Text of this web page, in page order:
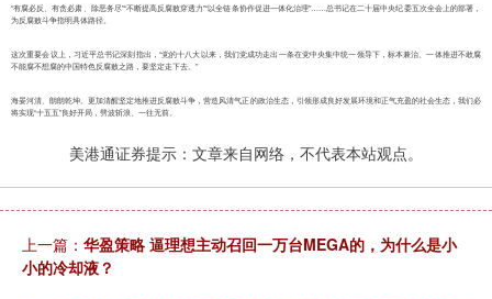
“有腐必反、有贪必肃、除恶务尽”“不断提高反腐败穿透力”“以全链条协作促进一体化治理”……总书记在二十届中央纪委五次全会上的部署，
为反腐败斗争指明具体路径。
这次重要会议上，习近平总书记深刻指出，“党的十八大以来，我们党成功走出一条在党中央集中统一领导下，标本兼治、一体推进不敢腐
不能腐不想腐的中国特色反腐败之路，要坚定走下去。”
海晏河清、朗朗乾坤。更加清醒坚定地推进反腐败斗争，营造风清气正的政治生态，引领形成良好发展环境和正气充盈的社会生态，我们必
将实现“十五五”良好开局，劈波斩浪、一往无前。
美港通证券提示：文章来自网络，不代表本站观点。
上一篇： 华盈策略 逼理想主动召回一万台MEGA的，为什么是小
小的冷却液？